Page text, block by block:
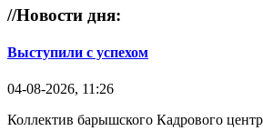
//Новости дня:
Выступили с успехом
04-08-2026, 11:26
Коллектив барышского Кадрового